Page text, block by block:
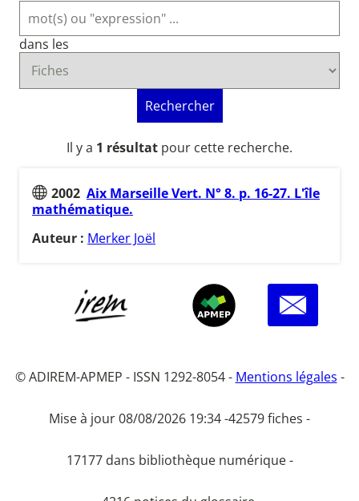
dans les
Rechercher
Il y a 1 résultat pour cette recherche.
2002 Aix Marseille Vert. N° 8. p. 16-27. L'île
mathématique.
Auteur : Merker Joël
© ADIREM-APMEP - ISSN 1292-8054 - Mentions légales -
Mise à jour 08/08/2026 19:34 -42579 fiches -
17177 dans bibliothèque numérique -